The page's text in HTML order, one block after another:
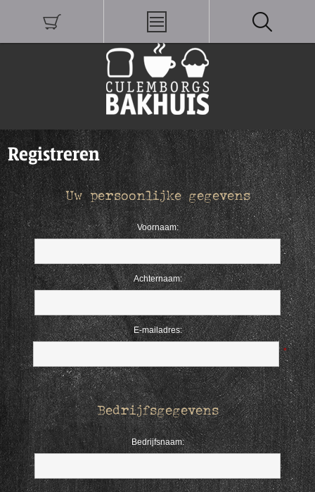
Registreren
Uw persoonlijke gegevens
Voornaam:
Achternaam:
E-mailadres:
*
Bedrijfsgegevens
Bedrijfsnaam: